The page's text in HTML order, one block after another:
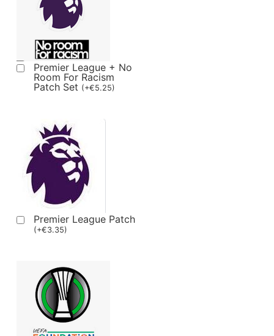
Premier League + No
Room For Racism
Patch Set (+€5.25)
Premier League Patch
(+€3.35)